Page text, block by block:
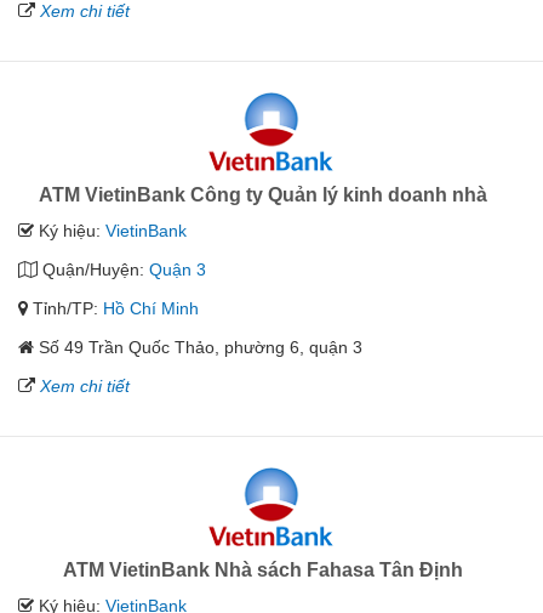
Xem chi tiết
ATM VietinBank Công ty Quản lý kinh doanh nhà
Ký hiệu: VietinBank
Quận/Huyện: Quận 3
Tỉnh/TP: Hồ Chí Minh
Số 49 Trần Quốc Thảo, phường 6, quận 3
Xem chi tiết
ATM VietinBank Nhà sách Fahasa Tân Định
Ký hiệu: VietinBank